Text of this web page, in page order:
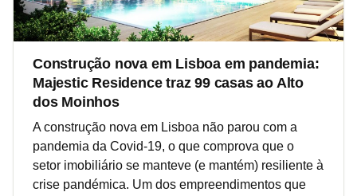
Construção nova em Lisboa em pandemia:
Majestic Residence traz 99 casas ao Alto
dos Moinhos
A construção nova em Lisboa não parou com a
pandemia da Covid-19, o que comprova que o
setor imobiliário se manteve (e mantém) resiliente à
crise pandémica. Um dos empreendimentos que